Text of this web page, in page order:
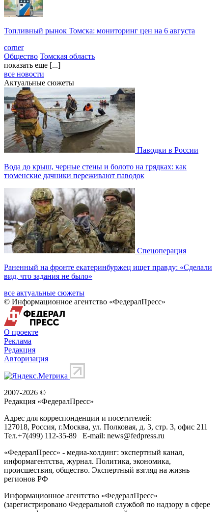
Топливный рынок Томска: мониторинг цен на 6 августа
corner
Общество Томская область
показать еще [...]
все новости
Актуальные сюжеты
Паводки в России
Вода до крыш, черные стены и болото на грядках: как
тюменские дачники переживают паводок
Спецоперация
Раненный на фронте екатеринбуржец ищет правду: «Сделали
вид, что задания не было»
все актуальные сюжеты
© Информационное агентство «ФедералПресс»
О проекте
Реклама
Редакция
Авторизация
2007-2026 ©
Редакция «ФедералПресс»
Адрес для корреспонденции и посетителей:
127018, Россия, г.Москва, ул. Полковая, д. 3, стр. 3, офис 211
Тел.+7(499) 112-35-89 E-mail: news@fedpress.ru
«ФедералПресс» - медиа-холдинг: экспертный канал,
информагентства, журнал. Политика, экономика,
происшествия, общество. Экспертный взгляд на жизнь
регионов РФ
Информационное агентство «ФедералПресс»
(зарегистрировано Федеральной службой по надзору в сфере